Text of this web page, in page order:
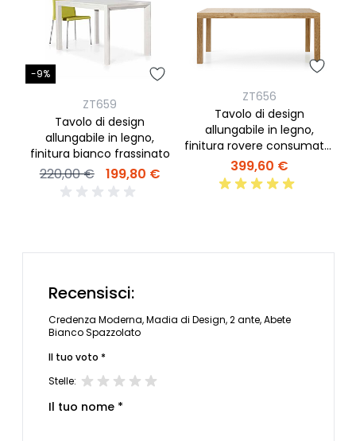
-9%
ZT659
Tavolo di design
allungabile in legno,
finitura bianco frassinato
220,00 € 199,80 €
ZT656
Tavolo di design
allungabile in legno,
finitura rovere consumato,
apertura con binario
399,60 €
Recensisci:
Credenza Moderna, Madia di Design, 2 ante, Abete
Bianco Spazzolato
Il tuo voto *
Stelle:
Il tuo nome *